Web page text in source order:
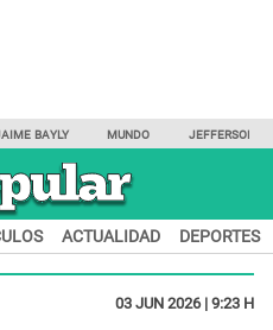
BAYLY MUNDO JEFFERSON
ACTUALIDAD DEPORTES
03 JUN 2026 | 9:23 H